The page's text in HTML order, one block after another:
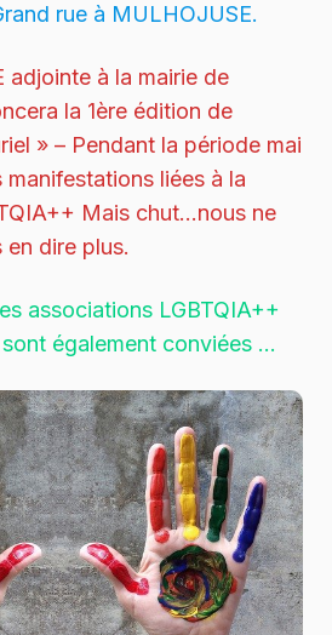
rue à MULHOJUSE.
adjointe à la mairie de
la 1ère édition de
» – Pendant la période mai
manifestations liées à la
Mais chut…nous ne
dire plus.
associations LGBTQIA++
également conviées …